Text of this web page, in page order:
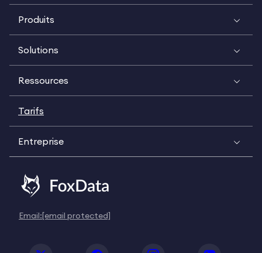
Produits
Solutions
Ressources
Tarifs
Entreprise
Email:[email protected]